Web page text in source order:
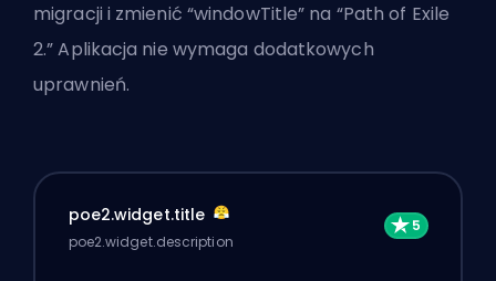
migracji i zmienić “windowTitle” na “Path of Exile
2.” Aplikacja nie wymaga dodatkowych
uprawnień.
poe2.widget.title
poe2.widget.description